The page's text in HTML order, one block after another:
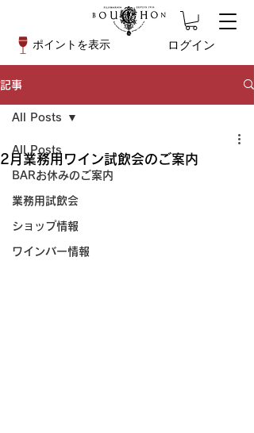
ポイントを表示 ログイン
記事
All Posts
BARお休みのご案内
業務用試飲会
ショップ情報
ワインバー情報
All Posts
2月業務用ワイン試飲会のご案内